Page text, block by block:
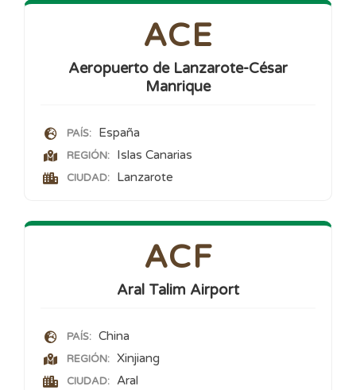
ACE
Aeropuerto de Lanzarote-César
Manrique
PAÍS: España
REGIÓN: Islas Canarias
CIUDAD: Lanzarote
ACF
Aral Talim Airport
PAÍS: China
REGIÓN: Xinjiang
CIUDAD: Aral